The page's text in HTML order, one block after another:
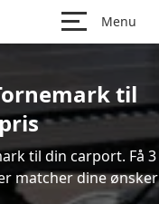
Menu
til
til din carport. Få 3
matcher dine ønsker